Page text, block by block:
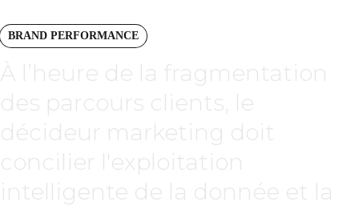
BRAND PERFORMANCE
À l’heure de la fragmentation
des parcours clients, le
décideur marketing doit
concilier l'exploitation
intelligente de la donnée et la